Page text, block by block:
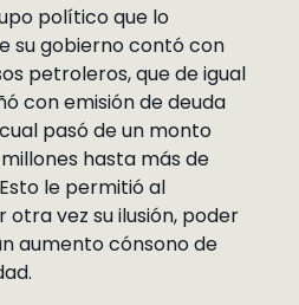
político que lo
su gobierno contó con
petroleros, que de igual
con emisión de deuda
pasó de un monto
hasta más de
le permitió al
vez su ilusión, poder
aumento cónsono de